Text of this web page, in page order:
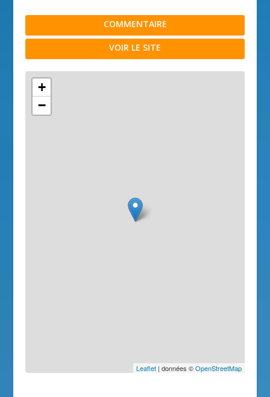
COMMENTAIRE
VOIR LE SITE
+
−
Leaflet| données ©OpenStreetMap